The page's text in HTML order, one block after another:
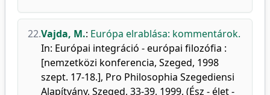
22.Vajda, M.: Európa elrablása: kommentárok.
In: Európai integráció - európai filozófia :
[nemzetközi konferencia, Szeged, 1998
szept. 17-18.], Pro Philosophia Szegediensi
Alapítvány, Szeged, 33-39, 1999, (Ész - élet -